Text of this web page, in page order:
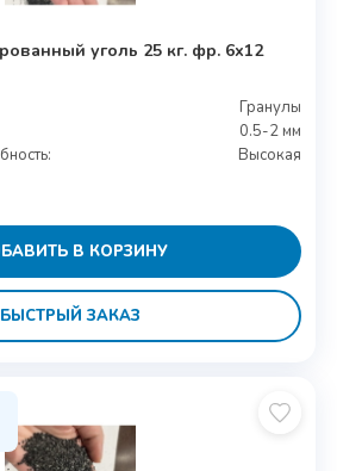
уголь 25 кг. фр. 6х12
Гранулы
0.5-2 мм
Высокая
В КОРЗИНУ
БЫСТРЫЙ ЗАКАЗ